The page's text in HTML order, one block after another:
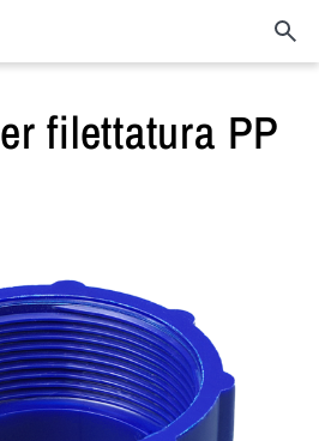
filettatura PP